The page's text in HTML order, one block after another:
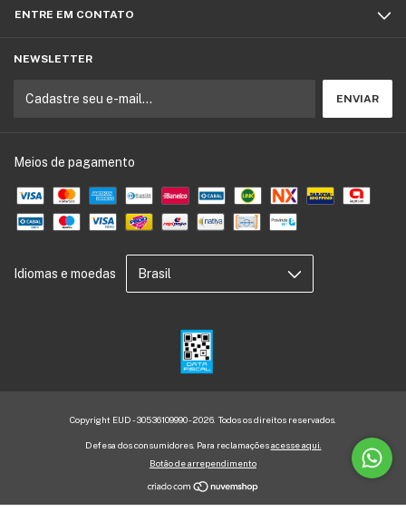
ENTRE EM CONTATO
NEWSLETTER
Meios de pagamento
Idiomas e moedas
Copyright EUD - 30536109990 - 2026. Todos os direitos reservados.
Defesa dos consumidores. Para reclamações acesse aqui.
Botão de arrependimento